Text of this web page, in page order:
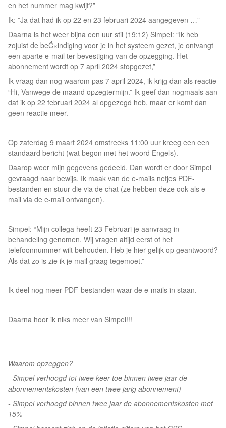
en het nummer mag kwijt?”
Ik: ”Ja dat had ik op 22 en 23 februari 2024 aangegeven …”
Daarna is het weer bijna een uur stil (19:12) Simpel: “Ik heb
zojuist de beĆ«indiging voor je in het systeem gezet, je ontvangt
een aparte e-mail ter bevestiging van de opzegging. Het
abonnement wordt op 7 april 2024 stopgezet,”
Ik vraag dan nog waarom pas 7 april 2024, ik krijg dan als reactie
“Hi, Vanwege de maand opzegtermijn.” Ik geef dan nogmaals aan
dat ik op 22 februari 2024 al opgezegd heb, maar er komt dan
geen reactie meer.
Op zaterdag 9 maart 2024 omstreeks 11:00 uur kreeg een een
standaard bericht (wat begon met het woord Engels).
Daarop weer mijn gegevens gedeeld. Dan wordt er door Simpel
gevraagd naar bewijs. Ik maak van de e-mails netjes PDF-
bestanden en stuur die via de chat (ze hebben deze ook als e-
mail via de e-mail ontvangen).
Simpel: “Mijn collega heeft 23 Februari je aanvraag in
behandeling genomen. Wij vragen altijd eerst of het
telefoonnummer wilt behouden. Heb je hier gelijk op geantwoord?
Als dat zo is zie ik je mail graag tegemoet.”
Ik deel nog meer PDF-bestanden waar de e-mails in staan.
Daarna hoor ik niks meer van Simpel!!!
Waarom opzeggen?
- Simpel verhoogd tot twee keer toe binnen twee jaar de
abonnementskosten (van een twee jarig abonnement)
- Simpel verhoogd binnen twee jaar de abonnementskosten met
15%